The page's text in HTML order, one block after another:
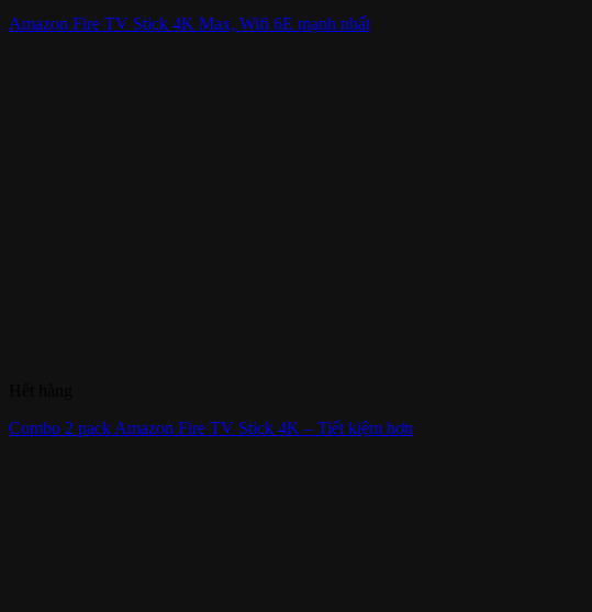
Amazon Fire TV Stick 4K Max, Wifi 6E mạnh nhất
Combo 2 pack Amazon Fire TV Stick 4K – Tiết kiệm hơn